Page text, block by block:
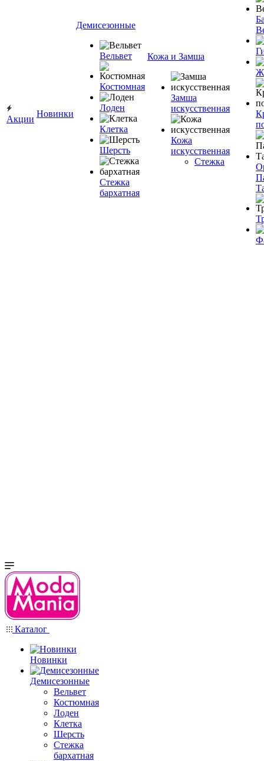
Акции
Новинки
Демисезонные
Вельвет
Костюмная
Лоден
Клетка
Шерсть
Стежка
бархатная
Кожа и Замша
Замша
искусственная
Кожа
искусственная
Стежка
Каталог
Новинки
Демисезонные
Вельвет
Костюмная
Лоден
Клетка
Шерсть
Стежка
бархатная